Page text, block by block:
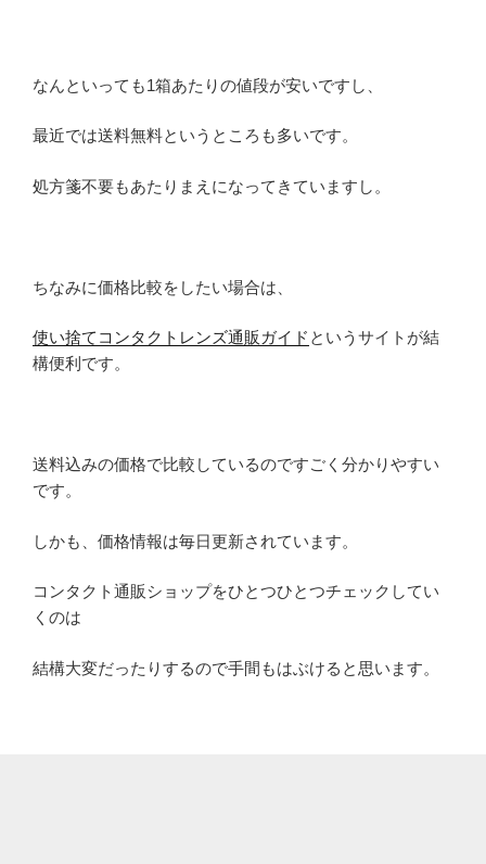
なんといっても1箱あたりの値段が安いですし、
最近では送料無料というところも多いです。
処方箋不要もあたりまえになってきていますし。
ちなみに価格比較をしたい場合は、
使い捨てコンタクトレンズ通販ガイド というサイトが結
構便利です。
送料込みの価格で比較しているのですごく分かりやすい
です。
しかも、価格情報は毎日更新されています。
コンタクト通販ショップをひとつひとつチェックしてい
くのは
結構大変だったりするので手間もはぶけると思います。